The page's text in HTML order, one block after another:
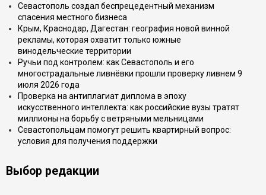
Севастополь создал беспрецедентный механизм
спасения местного бизнеса
Крым, Краснодар, Дагестан: география новой винной
рекламы, которая охватит только южные
винодельческие территории
Ручьи под контролем: как Севастополь и его
многострадальные ливнёвки прошли проверку ливнем 9
июля 2026 года
Проверка на антиплагиат диплома в эпоху
искусственного интеллекта: как российские вузы тратят
миллионы на борьбу с ветряными мельницами
Севастопольцам помогут решить квартирный вопрос:
условия для получения поддержки
Выбор редакции